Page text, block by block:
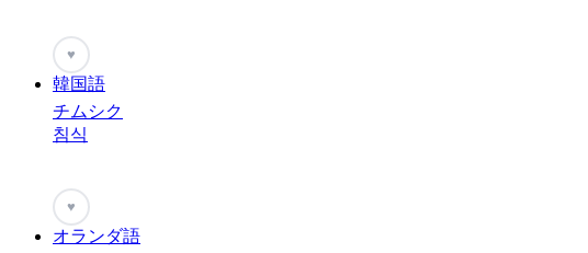
♥
韓国語
チムシク
침식
♥
オランダ語